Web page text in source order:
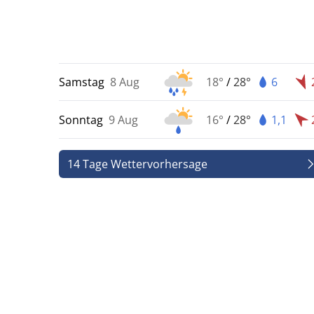
Samstag 8 Aug 18° /28° 6
Sonntag 9 Aug 16° /28° 1,1
14 Tage Wettervorhersage